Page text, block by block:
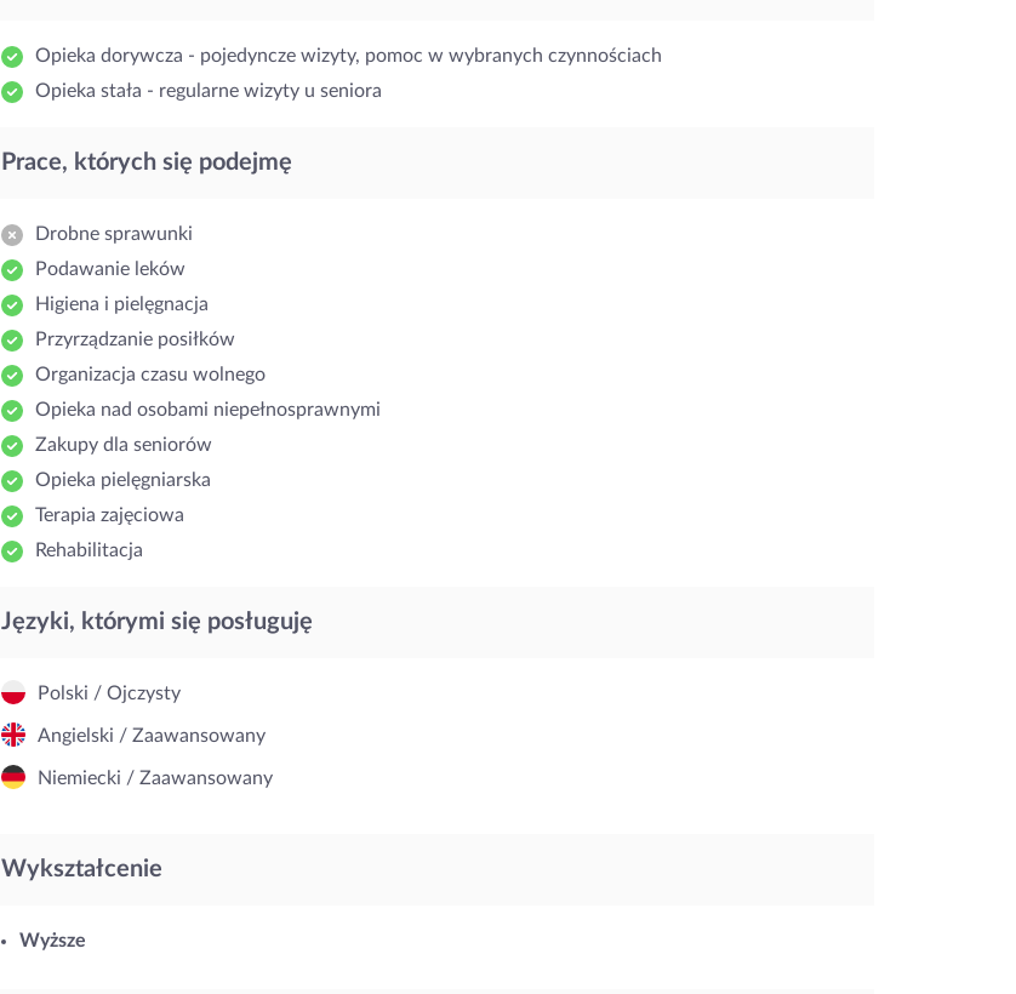
Opieka dorywcza - pojedyncze wizyty, pomoc w wybranych czynnościach
Opieka stała - regularne wizyty u seniora
Prace, których się podejmę
Drobne sprawunki
Podawanie leków
Higiena i pielęgnacja
Przyrządzanie posiłków
Organizacja czasu wolnego
Opieka nad osobami niepełnosprawnymi
Zakupy dla seniorów
Opieka pielęgniarska
Terapia zajęciowa
Rehabilitacja
Języki, którymi się posługuję
Polski / Ojczysty
Angielski / Zaawansowany
Niemiecki / Zaawansowany
Wykształcenie
Wyższe